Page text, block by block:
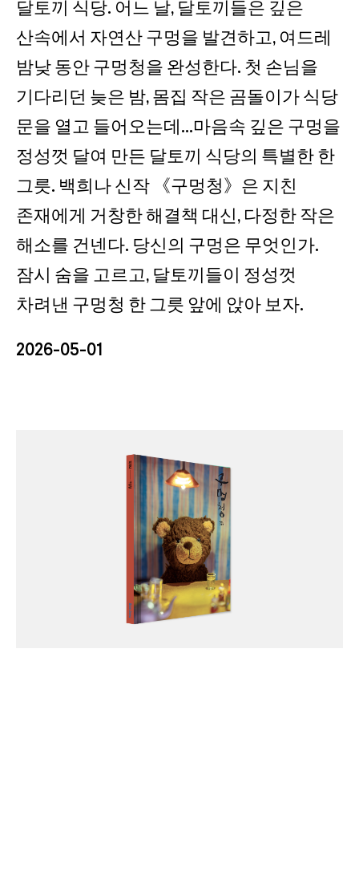
달토끼 식당. 어느 날, 달토끼들은 깊은
산속에서 자연산 구멍을 발견하고, 여드레
밤낮 동안 구멍청을 완성한다. 첫 손님을
기다리던 늦은 밤, 몸집 작은 곰돌이가 식당
문을 열고 들어오는데…마음속 깊은 구멍을
정성껏 달여 만든 달토끼 식당의 특별한 한
그릇. 백희나 신작 《구멍청》은 지친
존재에게 거창한 해결책 대신, 다정한 작은
해소를 건넨다. 당신의 구멍은 무엇인가.
잠시 숨을 고르고, 달토끼들이 정성껏
차려낸 구멍청 한 그릇 앞에 앉아 보자.
2026-05-01